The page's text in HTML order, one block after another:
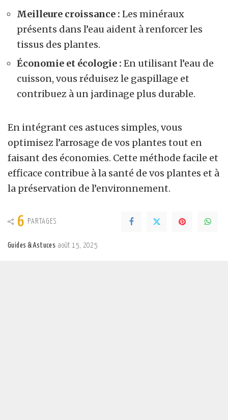
Meilleure croissance : Les minéraux
présents dans l’eau aident à renforcer les
tissus des plantes.
Économie et écologie : En utilisant l’eau de
cuisson, vous réduisez le gaspillage et
contribuez à un jardinage plus durable.
En intégrant ces astuces simples, vous
optimisez l’arrosage de vos plantes tout en
faisant des économies. Cette méthode facile et
efficace contribue à la santé de vos plantes et à
la préservation de l’environnement.
6 PARTAGES
Guides & Astuces août 15, 2025